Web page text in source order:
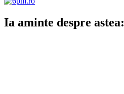
Ia aminte despre astea: